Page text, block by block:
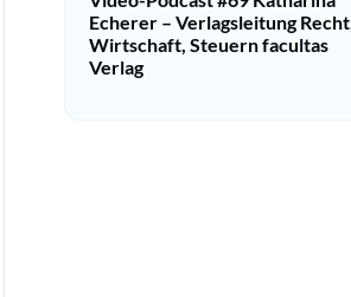
Echerer – Verlagsleitung Recht,
Wirtschaft, Steuern facultas
Verlag